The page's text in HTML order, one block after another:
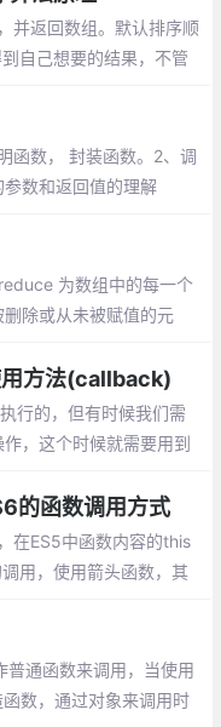
并返回数组。默认排序顺
自己想要的结果，不管
顺序的数字
函数， 封装函数。2、调
数和返回值的理解
为数组中的每一个
除或从未被赋值的元
方法(callback)
行的，但有时候我们需
，这个时候就需要用到
的函数调用方式
在ES5中函数内容的this
用，使用箭头函数，其
通函数来调用，当使用
数，通过对象来调用时